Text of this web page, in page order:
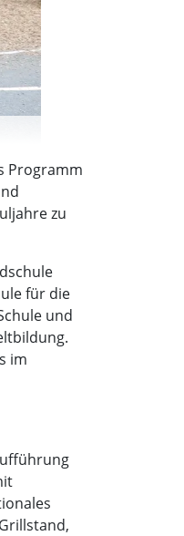
Programm
zu
für die
und
im